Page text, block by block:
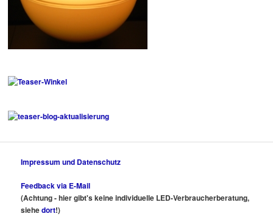
Impressum und Datenschutz
Feedback via E-Mail
(Achtung - hier gibt's keine individuelle LED-Verbraucherberatung,
siehedort!)